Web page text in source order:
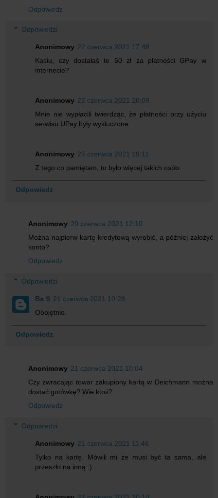
Odpowiedz
Odpowiedzi
Anonimowy 22 czerwca 2021 17:48
Kasiu, czy dostałaś te 50 zł za płatności GPay w
internecie?
Anonimowy 22 czerwca 2021 20:09
Mnie nie wypłacili twierdząc, że płatności przy użyciu
serwisu UPay były wykluczone.
Anonimowy 25 czerwca 2021 19:11
Z tego co pamiętam, to było więcej takich osób.
Odpowiedz
Anonimowy 20 czerwca 2021 12:10
Można najpierw kartę kredytową wyrobić, a później założyć
konto?
Odpowiedz
Odpowiedzi
Ba S 21 czerwca 2021 10:28
Obojętnie.
Odpowiedz
Anonimowy 21 czerwca 2021 10:04
Czy zwracając towar zakupiony kartą w Deichmann można
dostać gotówkę? Wie ktoś?
Odpowiedz
Odpowiedzi
Anonimowy 21 czerwca 2021 11:46
Tylko na kartę. Mówili mi że musi być ta sama, ale
przeszło na inną :)